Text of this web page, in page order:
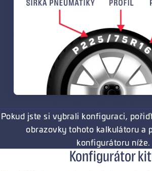
Pokud jste si vybrali konfiguraci,
obrazovky tohoto kalkulátoru a
konfigurátoru níže.
Konfigurátor